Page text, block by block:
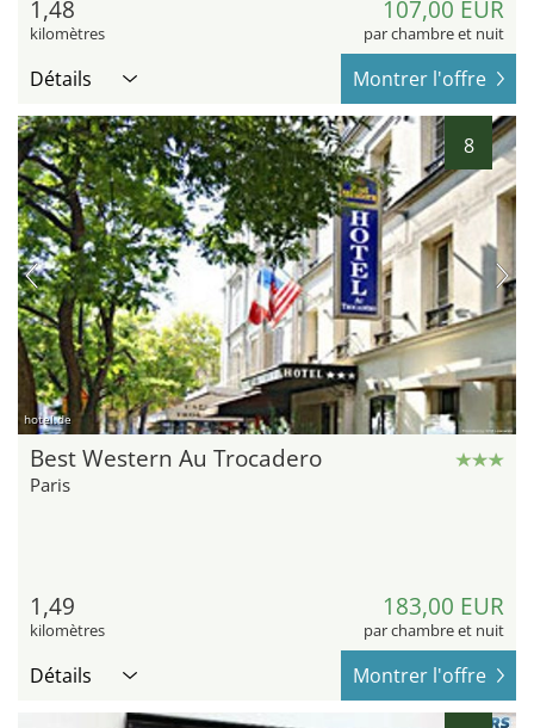
1,48
kilomètres
107,00 EUR
par chambre et nuit
Détails Montrer l'offre
8
hotel.de
Best Western Au Trocadero
Paris
1,49
kilomètres
183,00 EUR
par chambre et nuit
Détails Montrer l'offre